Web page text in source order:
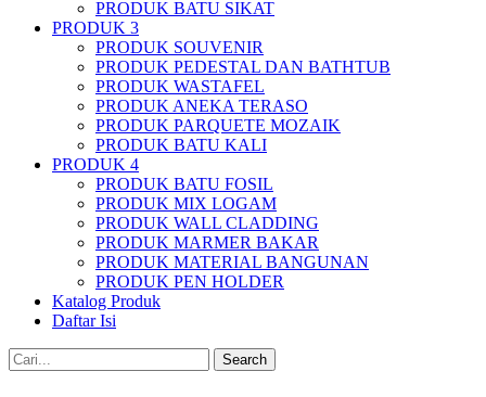
PRODUK BATU SIKAT
PRODUK 3
PRODUK SOUVENIR
PRODUK PEDESTAL DAN BATHTUB
PRODUK WASTAFEL
PRODUK ANEKA TERASO
PRODUK PARQUETE MOZAIK
PRODUK BATU KALI
PRODUK 4
PRODUK BATU FOSIL
PRODUK MIX LOGAM
PRODUK WALL CLADDING
PRODUK MARMER BAKAR
PRODUK MATERIAL BANGUNAN
PRODUK PEN HOLDER
Katalog Produk
Daftar Isi
Search